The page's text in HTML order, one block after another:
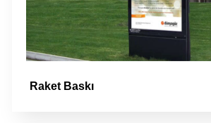
Raket Baskı